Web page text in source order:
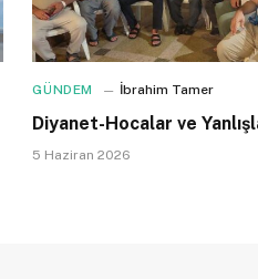
GÜNDEM İbrahim Tamer
Diyanet-Hocalar ve
5 Haziran 2026